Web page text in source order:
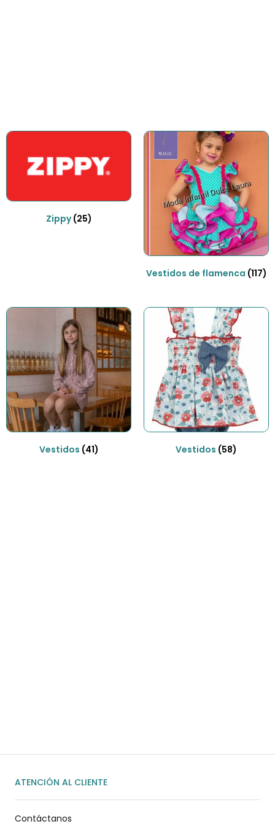
Zippy(25)
Vestidos de flamenca (117)
Vestidos (41) Vestidos (58)
ATENCIÓN AL CLIENTE
Contáctanos